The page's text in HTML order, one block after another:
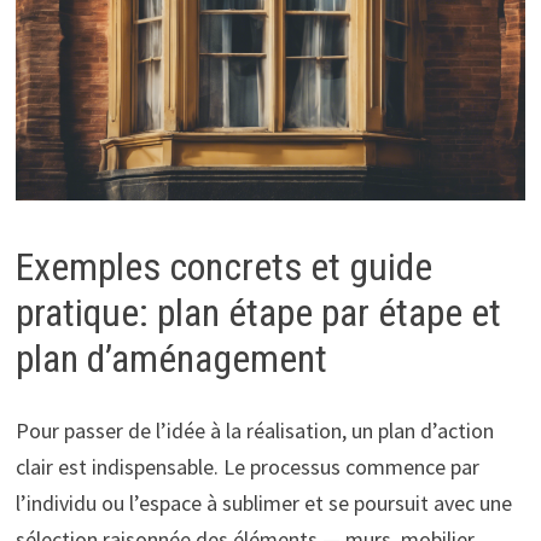
Exemples concrets et guide
pratique: plan étape par étape et
plan d’aménagement
Pour passer de l’idée à la réalisation, un plan d’action
clair est indispensable. Le processus commence par
l’individu ou l’espace à sublimer et se poursuit avec une